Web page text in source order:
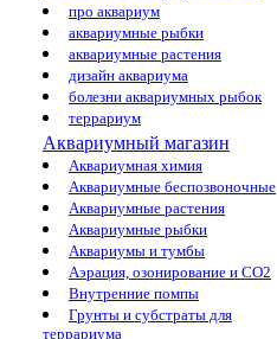
про аквариум
аквариумные рыбки
аквариумные растения
дизайн аквариума
болезни аквариумных рыбок
террариум
Аквариумный магазин
Аквариумная химия
Аквариумные беспозвоночные
Аквариумные растения
Аквариумные рыбки
Аквариумы и тумбы
Аэрация, озонирование и CO2
Внутренние помпы
Грунты и субстраты для
террариума